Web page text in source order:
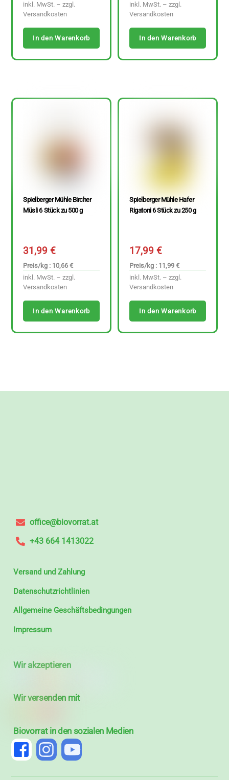
inkl. MwSt. – zzgl.
Versandkosten
In den Warenkorb
inkl. MwSt. – zzgl.
Versandkosten
In den Warenkorb
Spielberger Mühle Bircher
Müsli 6 Stück zu 500 g
31,99€
Preis/kg : 10,66 €
inkl. MwSt. – zzgl.
Versandkosten
In den Warenkorb
Spielberger Mühle Hafer
Rigatoni 6 Stück zu 250 g
17,99€
Preis/kg : 11,99 €
inkl. MwSt. – zzgl.
Versandkosten
In den Warenkorb
office@biovorrat.at
+43 664 1413022
Versand und Zahlung
Datenschutzrichtlinien
Allgemeine Geschäftsbedingungen
Impressum
Wir akzeptieren
Wir versenden mit
Biovorrat in den sozialen Medien